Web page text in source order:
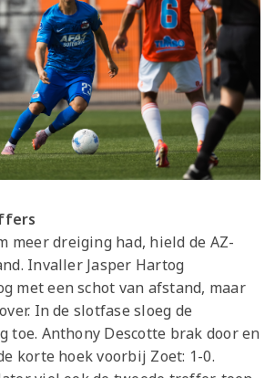
meer dreiging had, hield de AZ-
Invaller Jasper Hartog
met een schot van afstand, maar
In de slotfase sloeg de
toe. Anthony Descotte brak door en
korte hoek voorbij Zoet: 1-0.